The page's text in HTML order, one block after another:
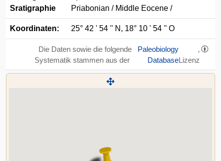
Sratigraphie
Priabonian / Middle Eocene /
Koordinaten: 25° 42 ' 54 '' N, 18° 10 ' 54 '' O
Die Daten sowie die folgende
Systematik stammen aus der
Paleobiology
Database
,
Lizenz